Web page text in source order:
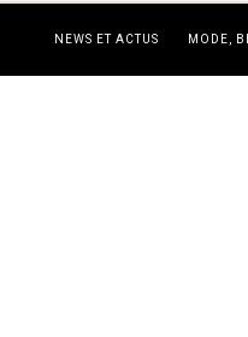
NEWS ET ACTUS MODE,